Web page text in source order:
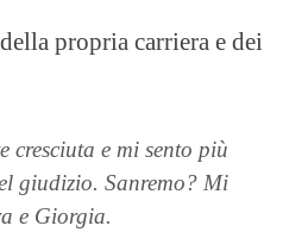
propria carriera e dei
cresciuta e mi sento più
giudizio. Sanremo? Mi
e Giorgia.